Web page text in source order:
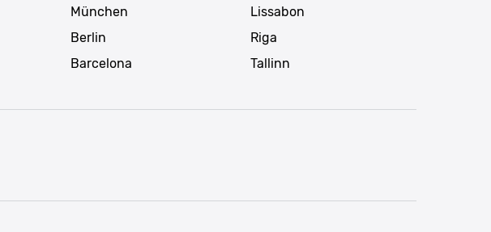
München
Berlin
Barcelona
Lissabon
Riga
Tallinn